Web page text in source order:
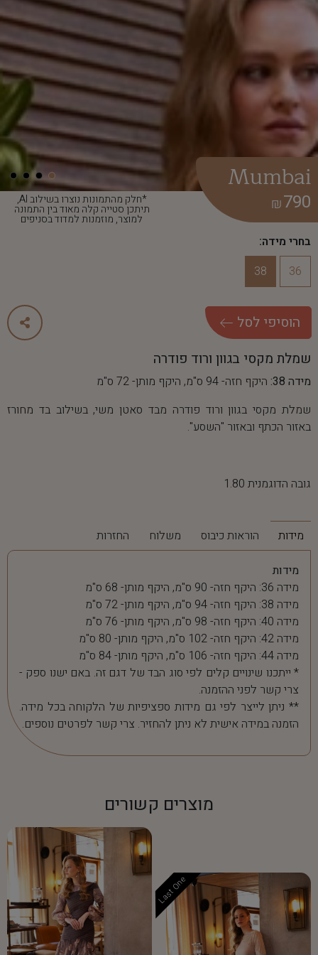
*חלק מהתמונות נוצרו בשילוב AI,
תיתכן סטייה קלה מאוד בין התמונה
למוצר, מוזמנות למדוד בסניפים
Mumbai
790
₪
בחרי מידה:
36
38
הוסיפי לסל
שמלת מקסי בגוון ורוד פודרה
מידה 38:
היקף חזה- 94 ס"מ, היקף מותן- 72 ס"מ
שמלת מקסי בגוון ורוד פודרה מבד סאטן משי, בשילוב בד מחורז
באזור הכתף ובאזור "השסע".
גובה הדוגמנית 1.80
מידות הוראות כיבוס משלוח החזרות
מידות
מידה 36: היקף חזה- 90 ס"מ, היקף מותן- 68 ס"מ
מידה 38: היקף חזה- 94 ס"מ, היקף מותן- 72 ס"מ
מידה 40: היקף חזה- 98 ס"מ, היקף מותן- 76 ס"מ
מידה 42: היקף חזה- 102 ס"מ, היקף מותן- 80 ס"מ
מידה 44: היקף חזה- 106 ס"מ, היקף מותן- 84 ס"מ
* ייתכנו שינויים קלים לפי סוג הבד של דגם זה. באם ישנו ספק -
צרי קשר לפני ההזמנה.
** ניתן לייצר לפי גם מידות ספציפיות של הלקוחה בכל מידה.
הזמנה במידה אישית לא ניתן להחזיר. צרי קשר לפרטים נוספים.
מוצרים קשורים
Last One